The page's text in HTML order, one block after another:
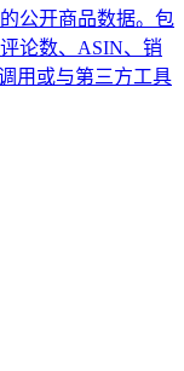
公开商品数据。包
论数、ASIN、销
用或与第三方工具